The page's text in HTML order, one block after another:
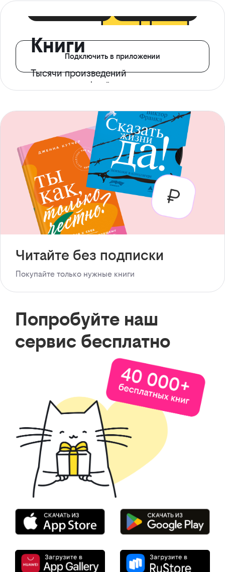
Книги
Тысячи произведений
с доступом офлайн
Подключить в приложении
Читайте без подписки
Покупайте только нужные книги
Попробуйте наш
сервис бесплатно